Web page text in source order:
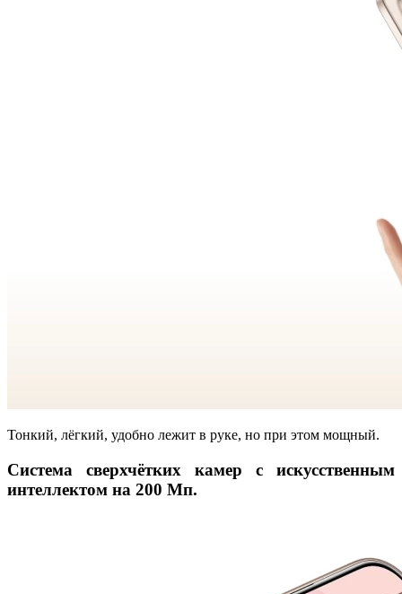
Тонкий, лёгкий, удобно лежит в руке, но при этом мощный.
Система сверхчётких камер с искусственным
интеллектом на 200 Мп.